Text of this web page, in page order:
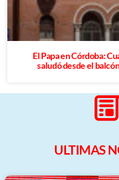
El Papa en Córdoba:
saludó desde el
ULTIMAS